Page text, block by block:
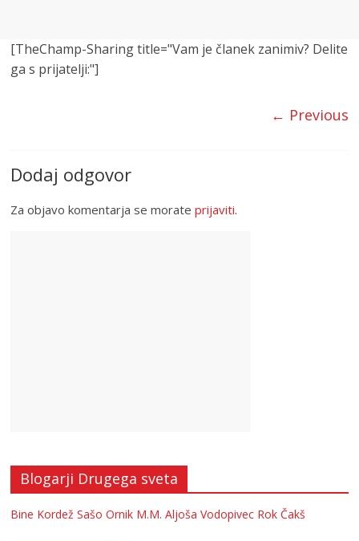
[TheChamp-Sharing title="Vam je članek zanimiv? Delite
ga s prijatelji:"]
← Previous
Dodaj odgovor
Za objavo komentarja se morateprijaviti.
Blogarji Drugega sveta
Bine Kordež Sašo Ornik M.M. Aljoša Vodopivec Rok Čakš